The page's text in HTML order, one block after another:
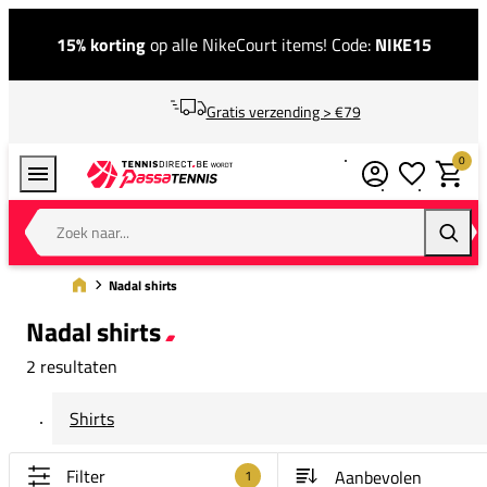
15% kortingop alle NikeCourt items! Code: NIKE15
Gratis verzending > €79
Zoek naar...
0
Nadal shirts
Nadal shirts
2 resultaten
Shirts
Filter 1